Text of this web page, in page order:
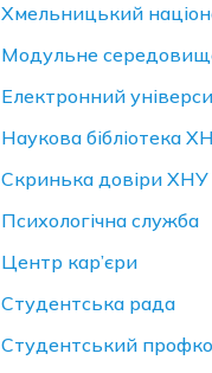
Хмельницький
Модульне
Електронний
Наукова бібліотека
Скринька довiри ХНУ
Психологічна служба
Центр кар’єри
Студентська рада
Студентський